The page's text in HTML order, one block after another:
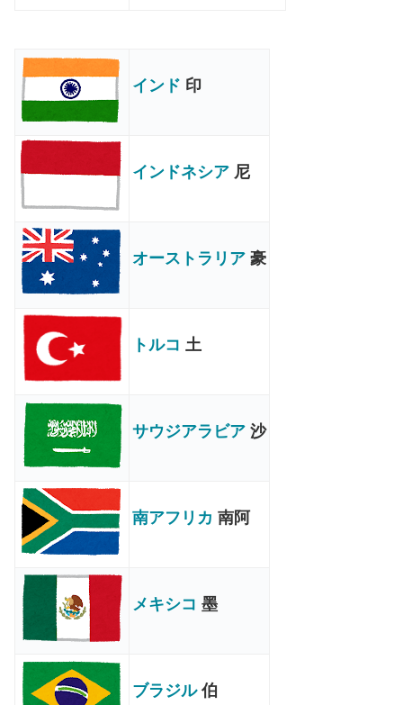
インド 印
インドネシア 尼
オーストラリア 豪
トルコ 土
サウジアラビア 沙
南アフリカ 南阿
メキシコ 墨
ブラジル 伯